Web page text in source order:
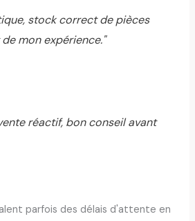
stock correct de pièces
mon expérience."
réactif, bon conseil avant
parfois des délais d'attente en